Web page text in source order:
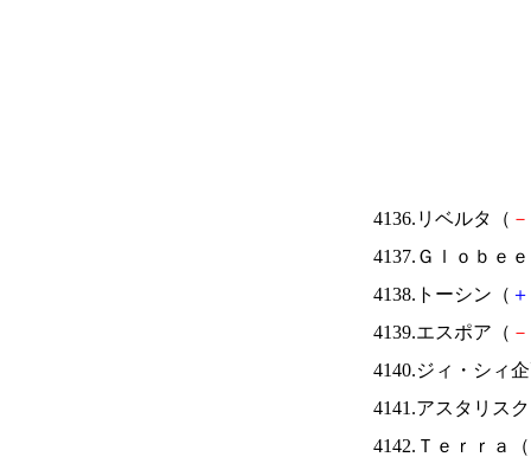
4136.リベルタ（ －
4137.Ｇｌｏｂｅ
4138.トーシン（ ＋
4139.エスポア（ －
4140.ジィ・シィ
4141.アスタリス
4142.Ｔｅｒｒａ（